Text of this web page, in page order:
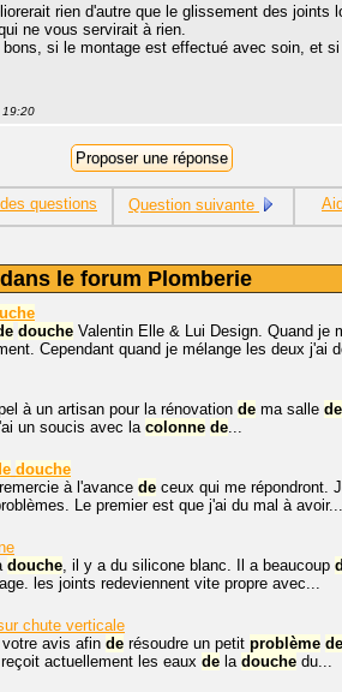
rien d'autre que le glissement des joints
ne vous servirait à rien.
si le montage est effectué avec soin, et
19:20
questions Question suivante
le forum Plomberie
douche Valentin Elle & Lui Design. Quand je
Cependant quand je mélange les deux j'ai
à un artisan pour la rénovation de ma salle de
un soucis avec la colonne de
douche
à l'avance de ceux qui me répondront.
Le premier est que j'ai du mal à avoir...
douche , il y a du silicone blanc. Il a beaucoup
les joints redeviennent vite propre avec...
chute verticale
avis afin de résoudre un petit problème de
actuellement les eaux de la douche du...